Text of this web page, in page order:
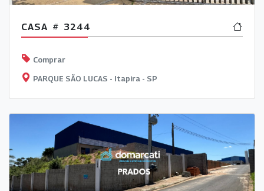
CASA 3244
Comprar
PARQUE SÃO LUCAS - Itapira - SP